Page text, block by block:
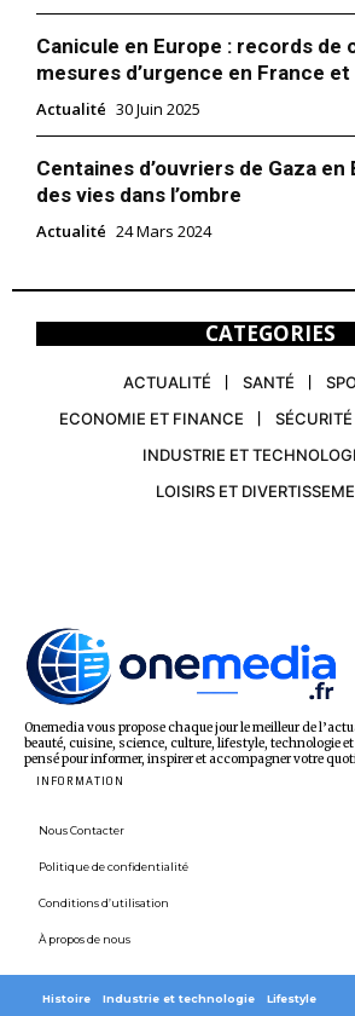
Canicule en Europe : records de
mesures d’urgence en France
Actualité 30 Juin 2025
Centaines d’ouvriers de Gaza
des vies dans l’ombre
Actualité 24 Mars 2024
CATEGORIES
ACTUALITÉ SANTÉ
ECONOMIE ET FINANCE
INDUSTRIE ET
LOISIRS ET
Onemedia vous propose chaque jour le meilleur de
beauté, cuisine, science, culture, lifestyle, technologie
pensé pour informer, inspirer et accompagner votre
INFORMATION
Nous Contacter
Politique de confidentialité
Conditions d’utilisation
À propos de nous
Histoire Industrie et technologie Lifestyle